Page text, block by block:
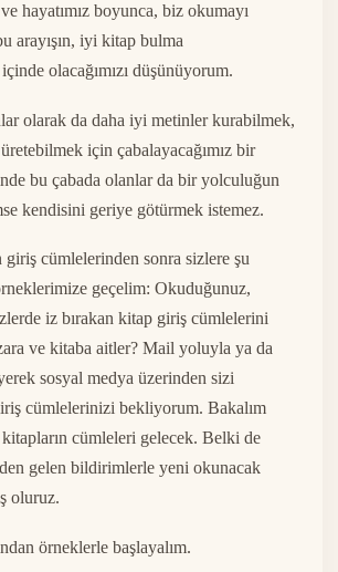
hayatımız boyunca, biz okumayı
arayışın, iyi kitap bulma
olacağımızı düşünüyorum.
olarak da daha iyi metinler kurabilmek,
için çabalayacağımız bir
bu çabada olanlar da bir yolculuğun
kendisini geriye götürmek istemez.
cümlelerinden sonra sizlere şu
geçelim: Okuduğunuz,
iz bırakan kitap giriş cümlelerini
ve kitaba aitler? Mail yoluyla ya da
sosyal medya üzerinden sizi
cümlelerinizi bekliyorum. Bakalım
cümleleri gelecek. Belki de
gelen bildirimlerle yeni okunacak
oluruz.
örneklerle başlayalım.